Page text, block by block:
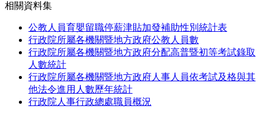
相關資料集
公教人員育嬰留職停薪津貼加發補助性別統計表
行政院所屬各機關暨地方政府公教人員數
行政院所屬各機關暨地方政府分配高普暨初等考試錄取
人數統計
行政院所屬各機關暨地方政府人事人員依考試及格與其
他法令進用人數歷年統計
行政院人事行政總處職員概況